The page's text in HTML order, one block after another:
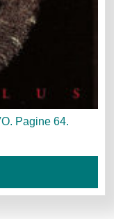
Pagine 64.